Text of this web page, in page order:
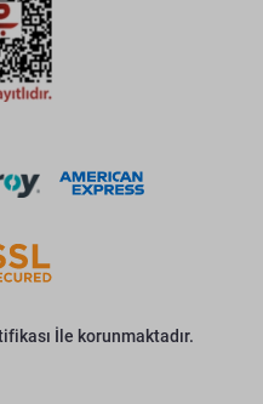
İle korunmaktadır.